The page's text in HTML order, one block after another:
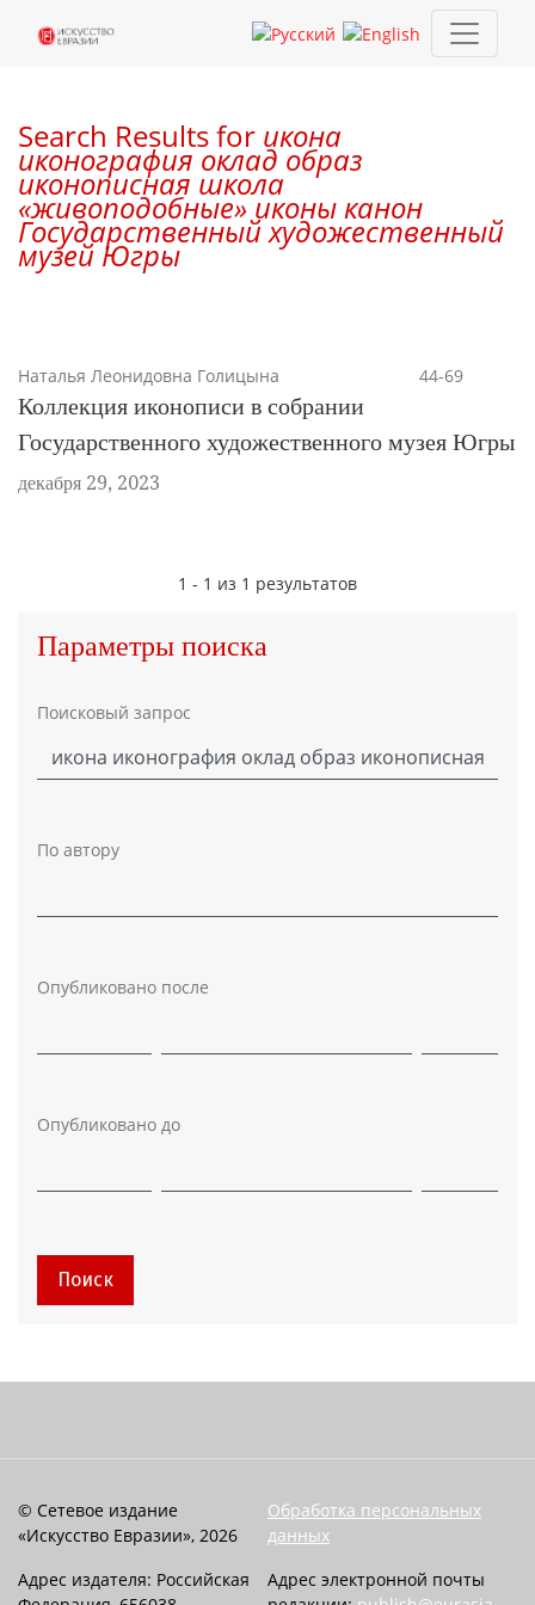
Search Results for икона
иконография оклад образ
иконописная школа
«живоподобные» иконы канон
Государственный художественный
музей Югры
Наталья Леонидовна Голицына 44-69
Коллекция иконописи в собрании
Государственного художественного музея Югры
декабря 29, 2023
1 - 1 из 1 результатов
Параметры поиска
Поисковый запрос
По автору
Опубликовано после
Опубликовано до
Поиск
© Сетевое издание
«Искусство Евразии», 2026
Адрес издателя: Российская
Обработка персональных
данных
Адрес электронной почты